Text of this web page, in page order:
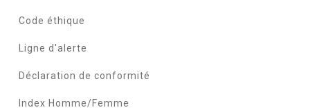
Code éthique
Ligne d'alerte
Déclaration de conformité
Index Homme/Femme